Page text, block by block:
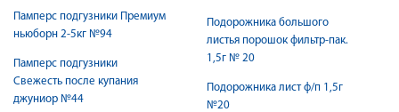
Памперс подгузники Премиум
ньюборн 2-5кг №94
Памперс подгузники
Свежесть после купания
джуниор №44
Подорожника большого
листья порошок фильтр-пак.
1,5г № 20
Подорожника лист ф/п 1,5г
№20